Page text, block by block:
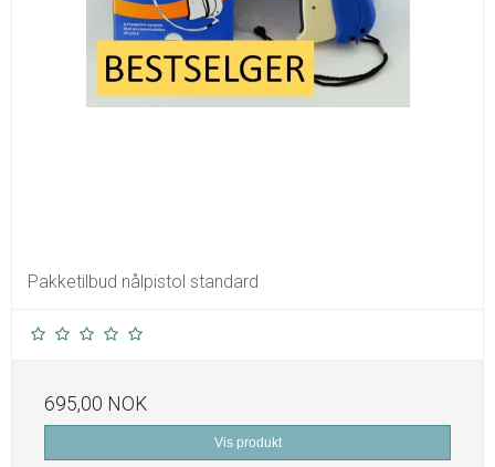
Pakketilbud nålpistol standard
695,00 NOK
Vis produkt